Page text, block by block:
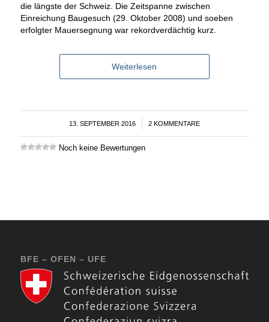
die längste der Schweiz. Die Zeitspanne zwischen
Einreichung Baugesuch (29. Oktober 2008) und soeben
erfolgter Mauersegnung war rekordverdächtig kurz.
Weiterlesen
13. SEPTEMBER 2016
/ 2 KOMMENTARE
Noch keine Bewertungen
BFE – OFEN – UFE